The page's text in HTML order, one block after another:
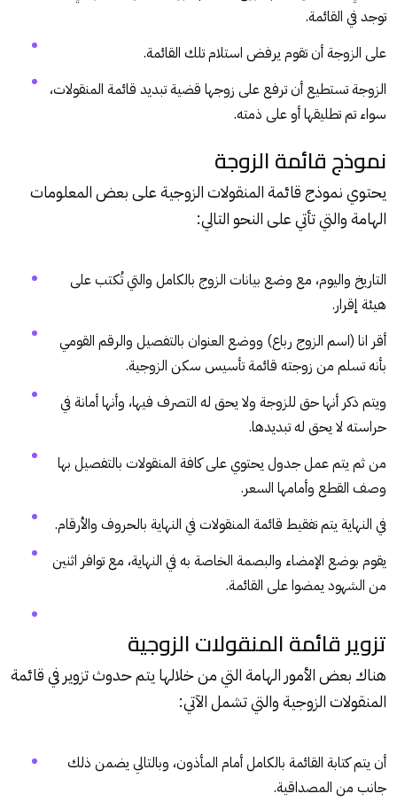
توجد في القائمة.
على الزوجة أن تقوم يرفض استلام تلك القائمة.
الزوجة تستطيع أن ترفع على زوجها قضية تبديد قائمة المنقولات،
سواء تم تطليقها أو على ذمته.
نموذج قائمة الزوجة
يحتوي نموذج قائمة المنقولات الزوجية على بعض المعلومات
الهامة والتي تأتي على النحو التالي:
التاريخ واليوم، مع وضع بيانات الزوج بالكامل والتي تُكتب على
هيئة إقرار.
أقر انا (اسم الزوج رباع) ووضع العنوان بالتفصيل والرقم القومي
بأنه تسلم من زوجته قائمة تأسيس سكن الزوجية.
ويتم ذكر أنها حق للزوجة ولا يحق له التصرف فيها، وأنها أمانة في
حراسته لا يحق له تبديدها.
من ثم يتم عمل جدول يحتوي على كافة المنقولات بالتفصيل بها
وصف القطع وأمامها السعر.
في النهاية يتم تفقيط قائمة المنقولات في النهاية بالحروف والأرقام.
يقوم بوضع الإمضاء والبصمة الخاصة به في النهاية، مع توافر اثنين
من الشهود يمضوا على القائمة.
تزوير قائمة المنقولات الزوجية
هناك بعض الأمور الهامة التي من خلالها يتم حدوث تزوير في قائمة
المنقولات الزوجية والتي تشمل الآتي:
أن يتم كتابة القائمة بالكامل أمام المأذون، وبالتالي يضمن ذلك
جانب من المصداقية.